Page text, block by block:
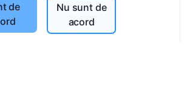
Informații
Despre CEMETY
de
Nu sunt de
acord